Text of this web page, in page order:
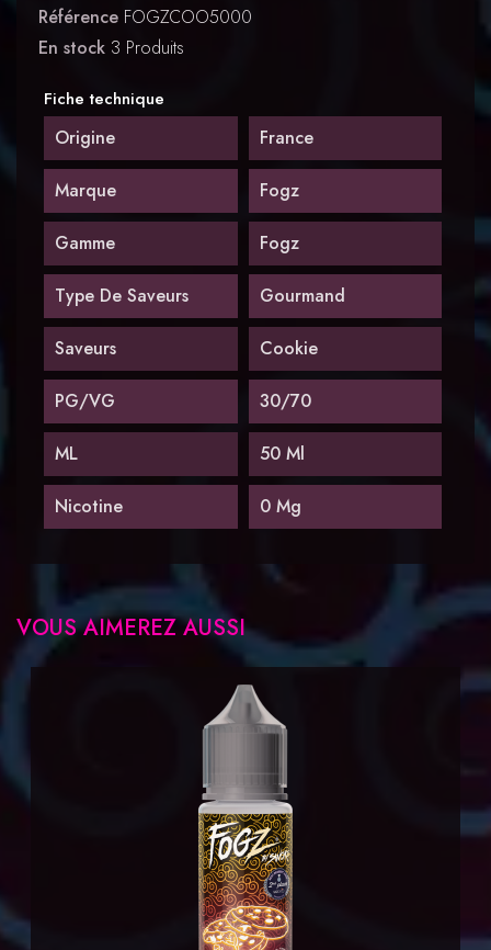
Référence FOGZCOO5000
En stock 3 Produits
Fiche technique
Origine France
Marque Fogz
Gamme Fogz
Type De Saveurs Gourmand
Saveurs Cookie
PG/VG 30/70
ML 50 Ml
Nicotine 0 Mg
VOUS AIMEREZ AUSSI